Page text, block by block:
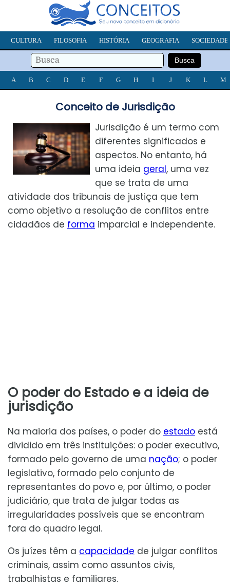
CULTURA FILOSOFIA HISTÓRIA GEOGRAFIA SOCIEDADE
A B C D E F G H I J K L M
Conceito de Jurisdição
Jurisdição é um termo com
diferentes significados e
aspectos. No entanto, há
uma ideia geral, uma vez
que se trata de uma
atividade dos tribunais de justiça que tem
como objetivo a resolução de conflitos entre
cidadãos de forma imparcial e independente.
O poder do Estado e a ideia de
jurisdição
Na maioria dos países, o poder do estado está
dividido em três instituições: o poder executivo,
formado pelo governo de uma nação; o poder
legislativo, formado pelo conjunto de
representantes do povo e, por último, o poder
judiciário, que trata de julgar todas as
irregularidades possíveis que se encontram
fora do quadro legal.
Os juízes têm a capacidade de julgar conflitos
criminais, assim como assuntos civis,
trabalhistas e familiares.